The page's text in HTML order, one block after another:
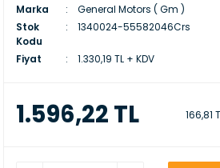
Marka
General Motors ( Gm )
Stok
Kodu
1340024-55582046Crs
Fiyat 1.330,19 TL + KDV
1.596,22 TL 166,81